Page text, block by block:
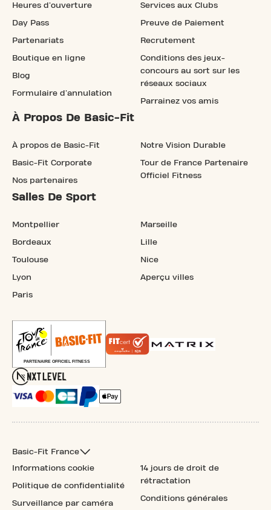
Heures d'ouverture
Day Pass
Partenariats
Boutique en ligne
Blog
Formulaire d'annulation
Services aux Clubs
Preuve de Paiement
Recrutement
Conditions des jeux-
concours au sort sur les
réseaux sociaux
Parrainez vos amis
À Propos De Basic-Fit
À propos de Basic-Fit
Basic-Fit Corporate
Nos partenaires
Notre Vision Durable
Tour de France Partenaire
Officiel Fitness
Salles De Sport
Montpellier
Bordeaux
Toulouse
Lyon
Paris
Marseille
Lille
Nice
Aperçu villes
Basic-Fit France
Informations cookie
Politique de confidentialité
Surveillance par caméra
14 jours de droit de
rétractation
Conditions générales